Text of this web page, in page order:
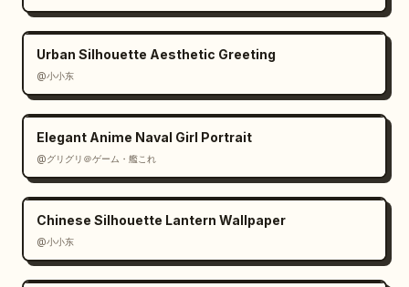
inferior izquierdo","código de barras sutil y
adornos de microtexto técnico a la
derecha"]},"quote box":{"position":"inferior
izquierda","text":"
『Soy un genio, después de todo. Puedo
entender cualquier cosa en este mundo.
...Si quieres agradecerme, ¿por qué no me
haces útil?』
completa, tipografía nítida y legible donde
sea posible, espaciado elegante, líneas
divisorias delgadas, tarjetas de información
azul índigo, hologramas morados luminosos,
Urban Silhouette Aesthetic Greeting
@小小东
Elegant Anime Naval Girl Portrait
@グリグリ＠ゲーム・艦これ
Chinese Silhouette Lantern Wallpaper
@小小东